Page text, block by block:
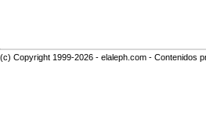
(c) Copyright 1999-2026 - elaleph.com - Contenidos